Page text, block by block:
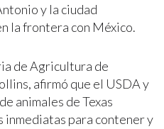
y la ciudad
la frontera con México.
de Agricultura de
afirmó que el USDA y
animales de Texas
inmediatas para contener y